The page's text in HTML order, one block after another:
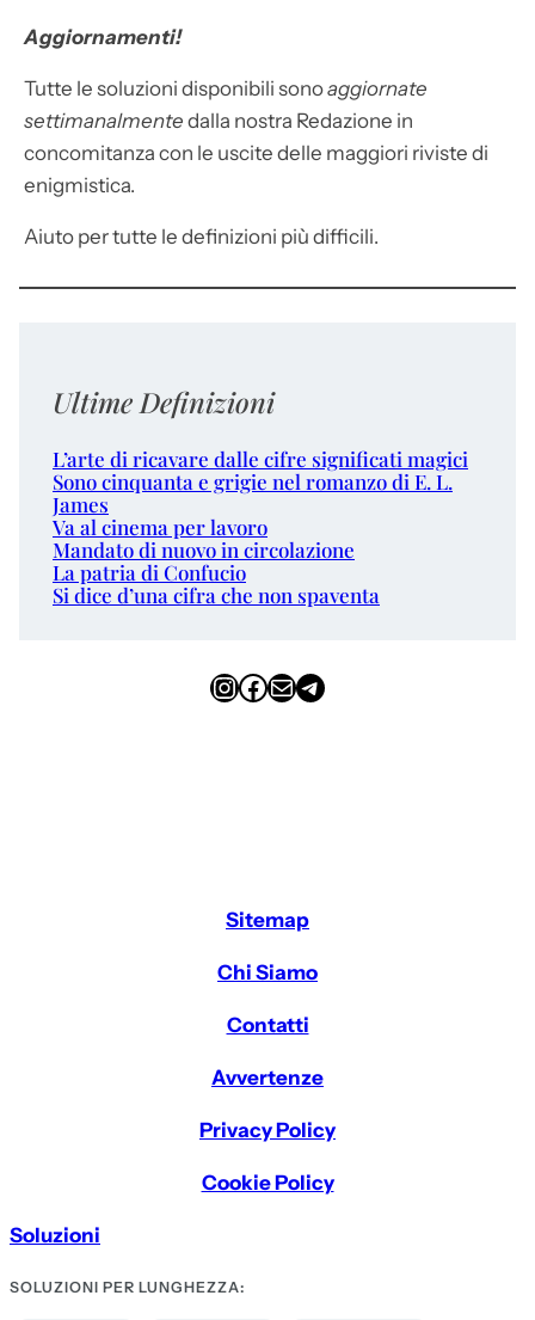
Aggiornamenti!
Tutte le soluzioni disponibili sonoaggiornate
settimanalmente dalla nostra Redazione in
concomitanza con le uscite delle maggiori riviste di
enigmistica.
Aiuto per tutte le definizioni più difficili.
Ultime Definizioni
L’arte di ricavare dalle cifre significati magici
Sono cinquanta e grigie nel romanzo di E. L.
James
Va al cinema per lavoro
Mandato di nuovo in circolazione
La patria di Confucio
Si dice d’una cifra che non spaventa
InstagramFacebook Email Telegram
Sitemap
Chi Siamo
Contatti
Avvertenze
Privacy Policy
Cookie Policy
Soluzioni
SOLUZIONI PER LUNGHEZZA: